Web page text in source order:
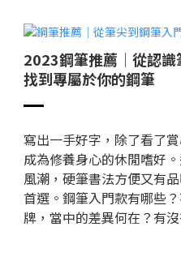
2023鋼筆推薦│從認識
找到專屬於你的鋼筆
寫出一手好字，除了看了
成為修養身心的休閒嗜好
風潮，硬筆書法方便又有
首選。鋼筆入門款有哪些
牌，當中的差異何在？有